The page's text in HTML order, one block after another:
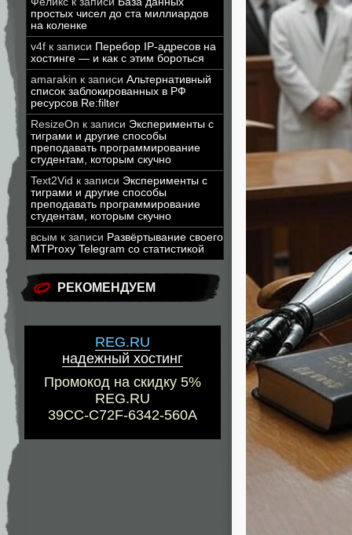
простых чисел до ста миллиардов
на коленке
v4f к записи Перебор IP-адресов на
хостинге — и как с этим бороться
amarakin к записи Альтернативный
список заблокированных в РФ
ресурсов Re:filter
ResizeOn к записи Эксперименты с
тиграми и другие способы
преподавать программирование
студентам, которым скучно
Text2Vid к записи Эксперименты с
тиграми и другие способы
преподавать программирование
студентам, которым скучно
всым к записи Развёртывание своего
MTProxy Telegram со статистикой
РЕКОМЕНДУЕМ
REG.RU
надежный хостинг
Промокод на скидку 5%
REG.RU
39CC-C72F-6342-560A